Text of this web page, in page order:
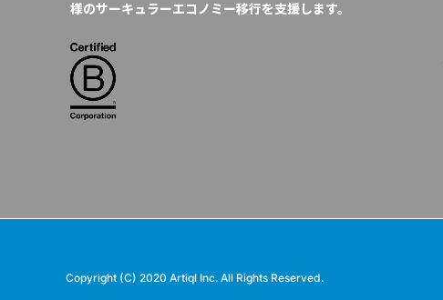
様のサーキュラーエコノミー移行を支援します。
Copyright (C) 2020 Artiql Inc. All Rights Reserved.